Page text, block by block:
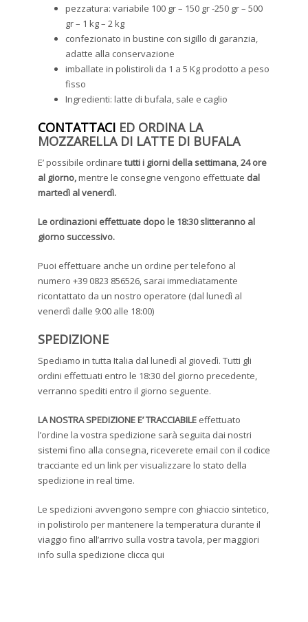
pezzatura: variabile 100 gr – 150 gr -250 gr – 500
gr – 1 kg – 2 kg
confezionato in bustine con sigillo di garanzia,
adatte alla conservazione
imballate in polistiroli da 1 a 5 Kg prodotto a peso
fisso
Ingredienti: latte di bufala, sale e caglio
CONTATTACI ED ORDINA LA
MOZZARELLA DI LATTE DI BUFALA
E’ possibile ordinare tutti i giorni della settimana,24 ore
al giorno,mentre le consegne vengono effettuate dal
martedì al venerdì.
Le ordinazioni effettuate dopo le 18:30 slitteranno al
giorno successivo.
Puoi effettuare anche un ordine per telefono al
numero +39 0823 856526, sarai immediatamente
ricontattato da un nostro operatore (dal lunedì al
venerdì dalle 9:00 alle 18:00)
SPEDIZIONE
Spediamo in tutta Italia dal lunedì al giovedì. Tutti gli
ordini effettuati entro le 18:30 del giorno precedente,
verranno spediti entro il giorno seguente.
LA NOSTRA SPEDIZIONE E’ TRACCIABILE effettuato
l’ordine la vostra spedizione sarà seguita dai nostri
sistemi fino alla consegna, riceverete email con il codice
tracciante ed un link per visualizzare lo stato della
spedizione in real time.
Le spedizioni avvengono sempre con ghiaccio sintetico,
in polistirolo per mantenere la temperatura durante il
viaggio fino all’arrivo sulla vostra tavola, per maggiori
info sulla spedizione clicca qui